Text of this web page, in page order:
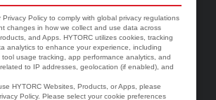
Policy to comply with global privacy regulations
changes in how we collect and use data across
and Apps. HYTORC utilizes cookies, tracking
analytics to enhance your experience, including
usage tracking, app performance analytics, and
to IP addresses, geolocation (if enabled), and
HYTORC Websites, Products, or Apps, please
Policy. Please select your cookie preferences
单
HYTORC垫圈